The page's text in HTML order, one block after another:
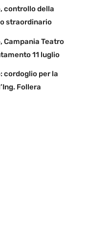
controllo della
straordinario
Campania Teatro
11 luglio
cordoglio per la
Follera